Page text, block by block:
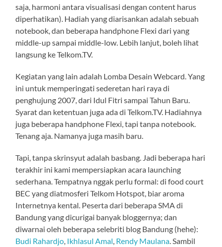
saja, harmoni antara visualisasi dengan content harus
diperhatikan). Hadiah yang diarisankan adalah sebuah
notebook, dan beberapa handphone Flexi dari yang
middle-up sampai middle-low. Lebih lanjut, boleh lihat
langsung ke Telkom.TV.
Kegiatan yang lain adalah Lomba Desain Webcard. Yang
ini untuk memperingati sederetan hari raya di
penghujung 2007, dari Idul Fitri sampai Tahun Baru.
Syarat dan ketentuan juga ada di Telkom.TV. Hadiahnya
juga beberapa handphone Flexi, tapi tanpa notebook.
Tenang aja. Namanya juga masih baru.
Tapi, tanpa skrinsyut adalah basbang. Jadi beberapa hari
terakhir ini kami mempersiapkan acara launching
sederhana. Tempatnya nggak perlu formal: di food court
BEC yang diatmosferi Telkom Hotspot, biar aroma
Internetnya kental. Peserta dari beberapa SMA di
Bandung yang dicurigai banyak bloggernya; dan
diwarnai oleh beberapa selebriti blog Bandung (hehe):
Budi Rahardjo Ikhlasul Amal Rendy Maulana . Sambil